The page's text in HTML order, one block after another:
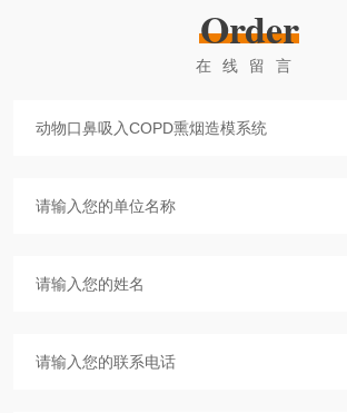
Order
在线留言